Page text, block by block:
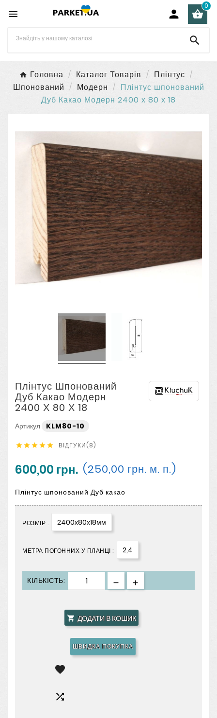
  
0

Головна Каталог Товарів
Плінтус
Шпонований
Модерн
Плінтус шпонований
Дуб Какао Модерн 2400 х 80 х 18
Плінтус Шпонований
Дуб Какао Модерн
2400 Х 80 Х 18
Артикул KLM80-10
     ВІДГУКИ(8)
600,00 грн. (250,00 грн. м. п.)
Плінтус шпонований Дуб какао
РОЗМІР : 2400х80х18мм
МЕТРА ПОГОННИХ У ПЛАНЦІ : 2,4
КІЛЬКІСТЬ:
 ДОДАТИ В КОШИК
ШВИДКА ПОКУПКА

